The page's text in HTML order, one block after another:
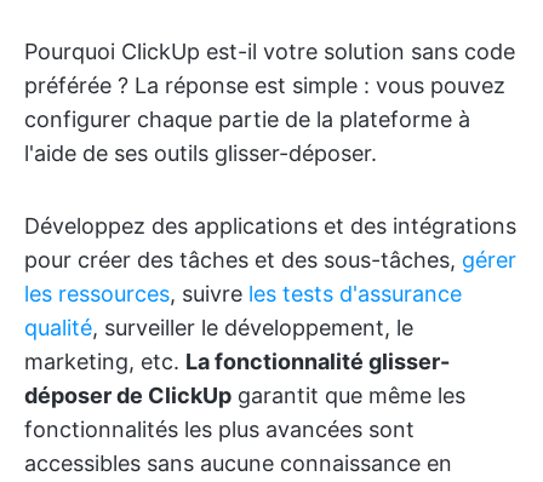
Pourquoi ClickUp est-il votre solution sans code
préférée ? La réponse est simple : vous pouvez
configurer chaque partie de la plateforme à
l'aide de ses outils glisser-déposer.
Développez des applications et des intégrations
pour créer des tâches et des sous-tâches, gérer
les ressources, suivre les tests d'assurance
qualité, surveiller le développement, le
marketing, etc. La fonctionnalité glisser-
déposer de ClickUp garantit que même les
fonctionnalités les plus avancées sont
accessibles sans aucune connaissance en